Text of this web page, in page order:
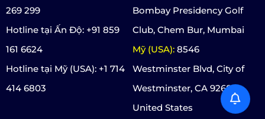
269 299
Hotline tại Ấn Độ: +91 859
161 6624
Hotline tại Mỹ (USA): +1 714
414 6803
Bombay Presidency Golf
Club, Chem Bur, Mumbai
Mỹ (USA): 8546
Westminster Blvd, City of
Westminster, CA 92683,
United States